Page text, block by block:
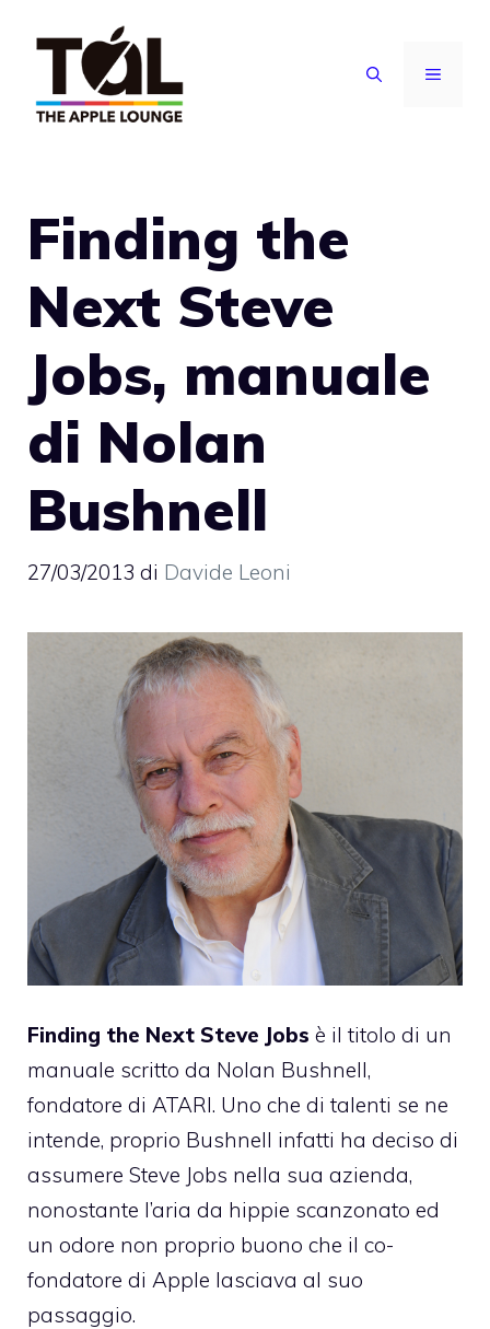
contenuto
MENU
Finding the
Next Steve
Jobs, manuale
di Nolan
Bushnell
27/03/2013 di Davide Leoni
Finding the Next Steve Jobs è il titolo di un
manuale scritto da Nolan Bushnell,
fondatore di ATARI. Uno che di talenti se ne
intende, proprio Bushnell infatti ha deciso di
assumere Steve Jobs nella sua azienda,
nonostante l’aria da hippie scanzonato ed
un odore non proprio buono che il co-
fondatore di Apple lasciava al suo
passaggio.